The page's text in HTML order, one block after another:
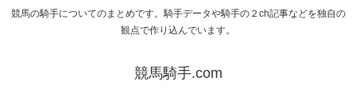
競馬の騎手についてのまとめです。騎手データや騎手の２ch記事などを独自の
観点で作り込んでいます。
競馬騎手.com